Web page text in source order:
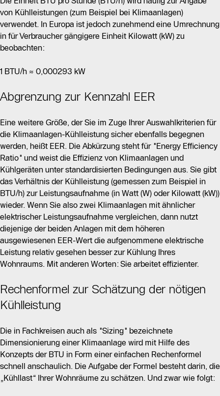
von Kühlleistungen (zum Beispiel bei Klimaanlagen)
verwendet. In Europa ist jedoch zunehmend eine Umrechnung
in für Verbraucher gängigere Einheit Kilowatt (kW) zu
beobachten:
1 BTU/h ≈ 0,000293 kW
Abgrenzung zur Kennzahl EER
Eine weitere Größe, der Sie im Zuge Ihrer Auswahlkriterien für
die Klimaanlagen-Kühlleistung sicher ebenfalls begegnen
werden, heißt EER. Die Abkürzung steht für "Energy Efficiency
Ratio" und weist die Effizienz von Klimaanlagen und
Kühlgeräten unter standardisierten Bedingungen aus. Sie gibt
das Verhältnis der Kühlleistung (gemessen zum Beispiel in
BTU/h) zur Leistungsaufnahme (in Watt (W) oder Kilowatt (kW))
wieder. Wenn Sie also zwei Klimaanlagen mit ähnlicher
elektrischer Leistungsaufnahme vergleichen, dann nutzt
diejenige der beiden Anlagen mit dem höheren
ausgewiesenen EER-Wert die aufgenommene elektrische
Leistung relativ gesehen besser zur Kühlung Ihres
Wohnraums. Mit anderen Worten: Sie arbeitet effizienter.
Rechenformel zur Schätzung der nötigen
Kühlleistung
Die in Fachkreisen auch als "Sizing" bezeichnete
Dimensionierung einer Klimaanlage wird mit Hilfe des
Konzepts der BTU in Form einer einfachen Rechenformel
schnell anschaulich. Die Aufgabe der Formel besteht darin, die
„Kühllast“ Ihrer Wohnräume zu schätzen. Und zwar wie folgt: